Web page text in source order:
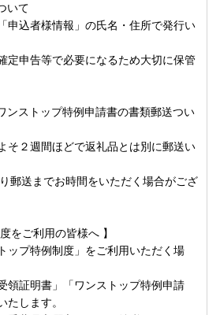
いて
申込者様情報」の氏名・住所で発行い
定申告等で必要になるため大切に保管
ンストップ特例申請書の書類郵送つい
そ２週間ほどで返礼品とは別に郵送い
郵送までお時間をいただく場合がござ
をご利用の皆様へ 】
ップ特例制度」をご利用いただく場
領証明書」「ワンストップ特例申請
たします。